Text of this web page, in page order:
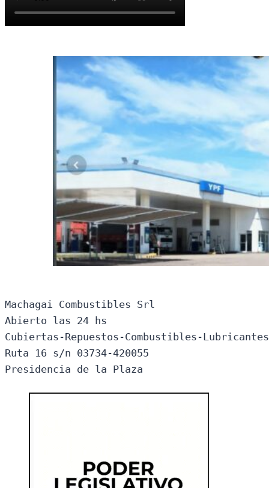
Machagai Combustibles Srl
Abierto las 24 hs
Cubiertas-Repuestos-Combustibles-
Ruta 16 s/n 03734-420055
Presidencia de la Plaza